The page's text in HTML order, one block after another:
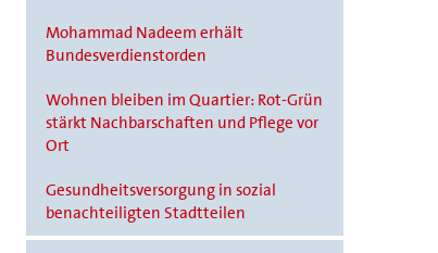
Mohammad Nadeem erhält
Bundesverdienstorden
Wohnen bleiben im Quartier: Rot-Grün
stärkt Nachbarschaften und Pflege vor
Ort
Gesundheitsversorgung in sozial
benachteiligten Stadtteilen